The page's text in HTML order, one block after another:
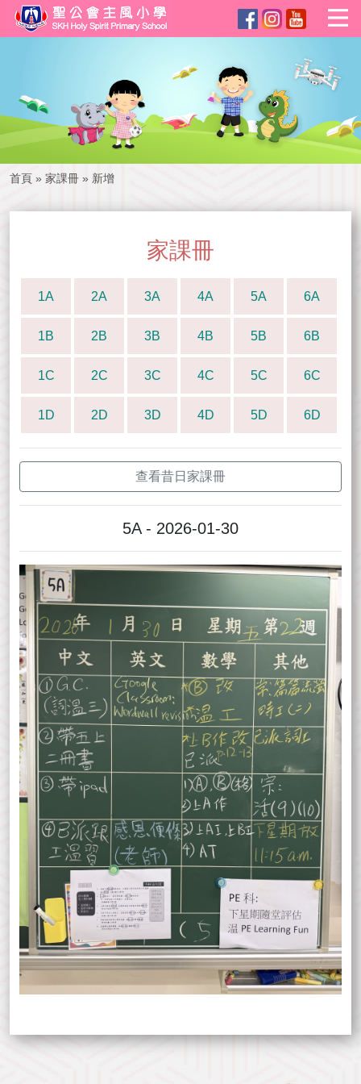
首頁 » 家課冊 » 新增
家課冊
1A 2A 3A 4A 5A 6A
1B 2B 3B 4B 5B 6B
1C 2C 3C 4C 5C 6C
1D 2D 3D 4D 5D 6D
查看昔日家課冊
5A - 2026-01-30